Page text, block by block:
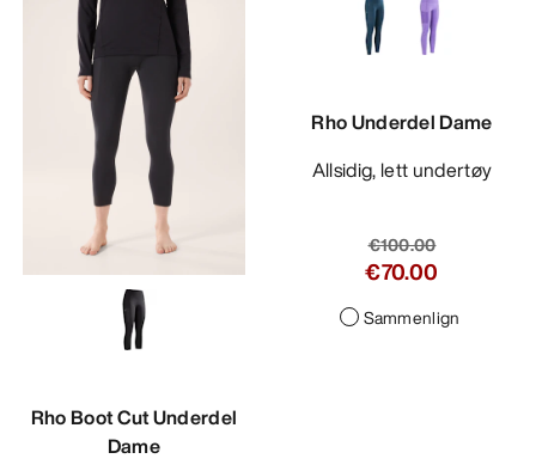
Rho Boot Cut Underdel
Dame
Rho Underdel Dame
Allsidig, lett undertøy
€100.00
€70.00
Sammenlign